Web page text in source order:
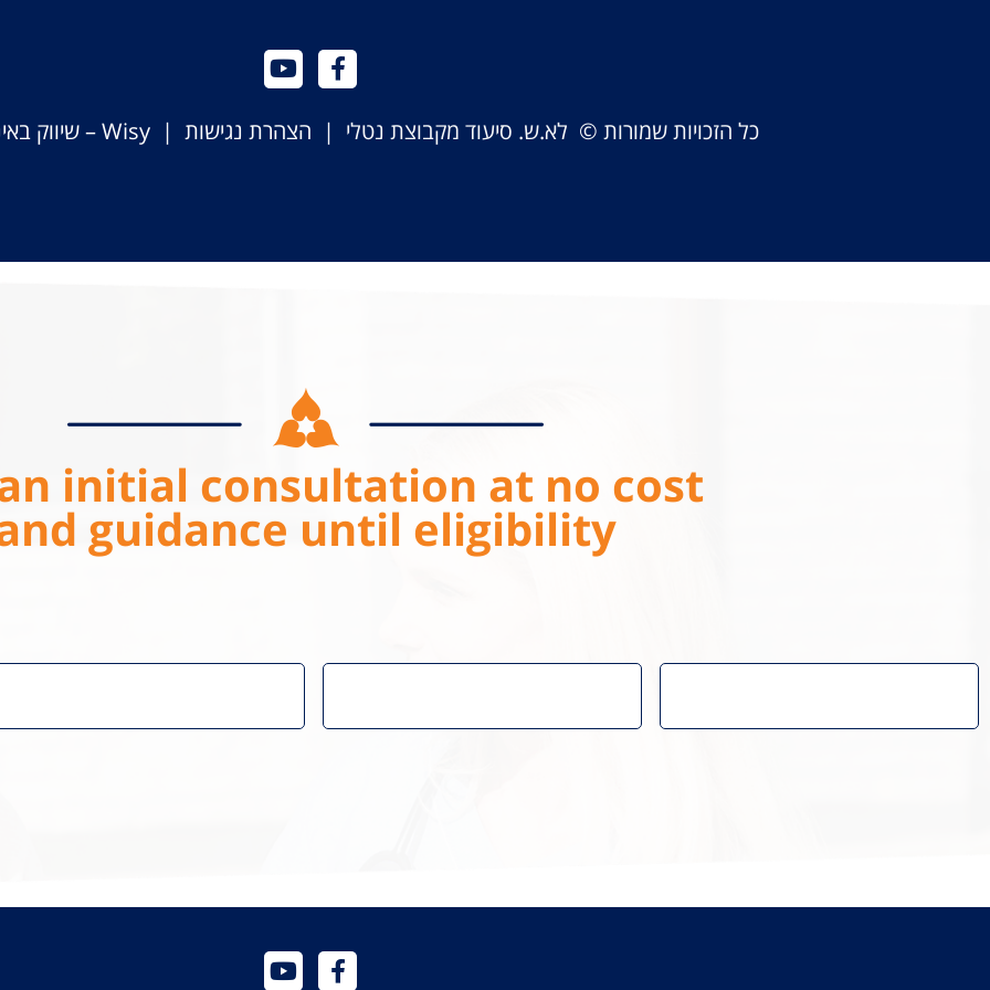
כל הזכויות שמורות © לא.ש. סיעוד מקבוצת נטלי | הצהרת נגישות |Wisy – שיווק באינטרנט
initial consultation at no cost
guidance until eligibility